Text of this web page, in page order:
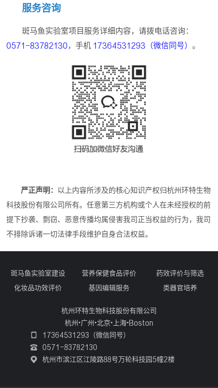
服务咨询
斑马鱼实验室项目服务详细内容，请拨电话咨询：
0571-83782130 ，手机 17364531293（微信同号）。
严正声明： 以上内容所涉及的核心知识产权归杭州环特生物
科技股份有限公司所有。任意第三方机构或个人在未经授权的前
提下抄袭、剽窃、恶意传播均属侵害我司正当权益的行为，我司
不排除诉诸一切法律手段维护自身合法权益。
斑马鱼实验室建设 营养保健食品评价
药效评价与筛选
化妆品功效评价
基因编辑服务 类器官培养
杭州环特生物科技股份有限公司
杭州•广州•北京•上海•Boston
17364531293（微信同号）
0571-83782130
杭州市滨江区江陵路88号万轮科技园5幢2楼